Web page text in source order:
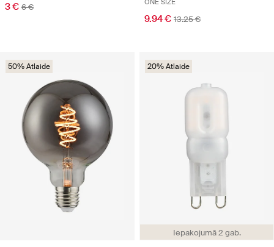
3 € 6 € ONE SIZE
9.94 € 13.25 €
50% Atlaide
Iepakojumā 2 gab.
20% Atlaide